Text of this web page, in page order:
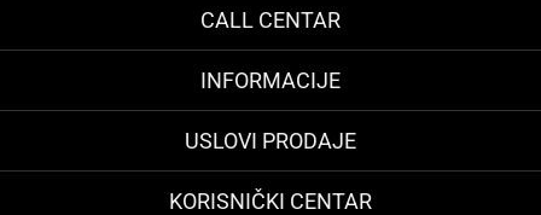
CALL CENTAR
INFORMACIJE
USLOVI PRODAJE
KORISNIČKI CENTAR